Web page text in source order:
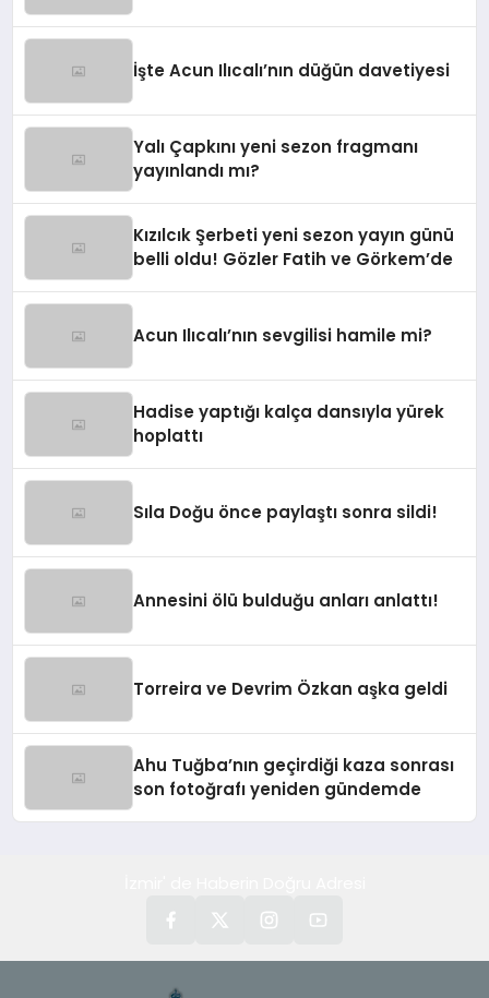
İşte Acun Ilıcalı’nın düğün davetiyesi
Yalı Çapkını yeni sezon fragmanı
yayınlandı mı?
Kızılcık Şerbeti yeni sezon yayın günü
belli oldu! Gözler Fatih ve Görkem’de
Acun Ilıcalı’nın sevgilisi hamile mi?
Hadise yaptığı kalça dansıyla yürek
hoplattı
Sıla Doğu önce paylaştı sonra sildi!
Annesini ölü bulduğu anları anlattı!
Torreira ve Devrim Özkan aşka geldi
Ahu Tuğba’nın geçirdiği kaza sonrası
son fotoğrafı yeniden gündemde